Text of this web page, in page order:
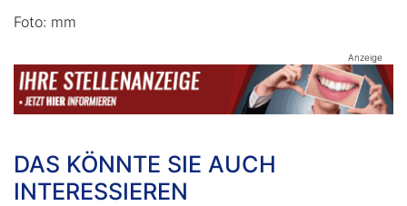
Foto: mm
Anzeige
DAS KÖNNTE SIE AUCH
INTERESSIEREN